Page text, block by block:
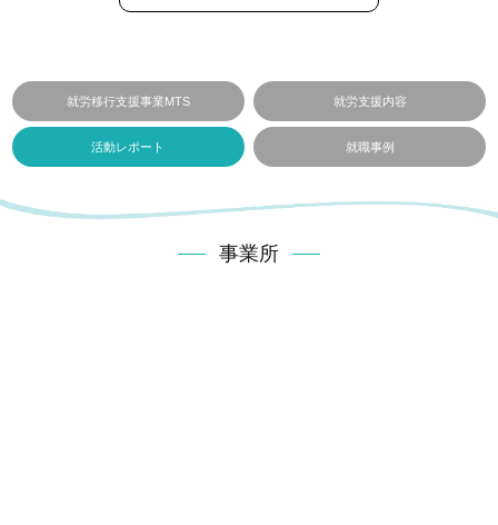
就労移行支援事業MTS 就労支援内容
活動レポート 就職事例
事業所